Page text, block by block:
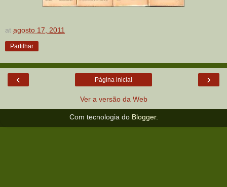
at agosto 17, 2011
Partilhar
‹ ›
Página inicial
Ver a versão da Web
Com tecnologia do Blogger.